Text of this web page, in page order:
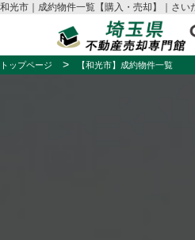
トップページ 【和光市】成約物件一覧